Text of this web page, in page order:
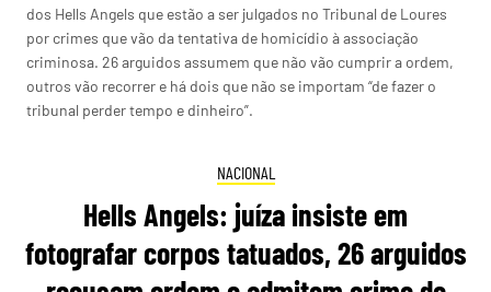
dos Hells Angels que estão a ser julgados no Tribunal de Loures
por crimes que vão da tentativa de homicídio à associação
criminosa. 26 arguidos assumem que não vão cumprir a ordem,
outros vão recorrer e há dois que não se importam “de fazer o
tribunal perder tempo e dinheiro”.
NACIONAL
Hells Angels: juíza insiste em
fotografar corpos tatuados, 26 arguidos